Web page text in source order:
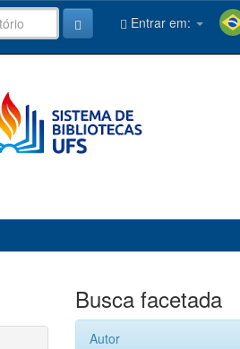
Entrar em:
Busca facetada
Autor